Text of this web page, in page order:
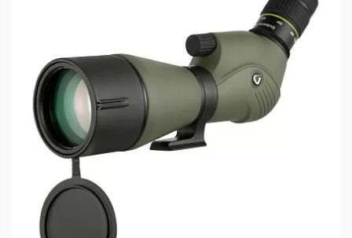
Средства для ухода за оружием
Тюнинг оружия и ЗИП
Тактическое снаряжение
Высокоточная стрельба
Спортивная стрельба